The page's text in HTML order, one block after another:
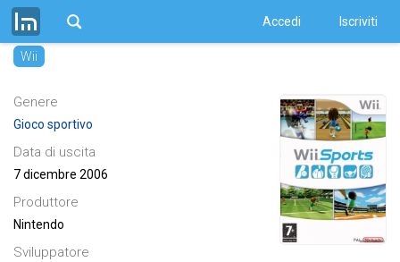
Accedi Iscriviti
Wii Sports
Wii
Genere
Gioco sportivo
Data di uscita
7 dicembre 2006
Produttore
Nintendo
Sviluppatore